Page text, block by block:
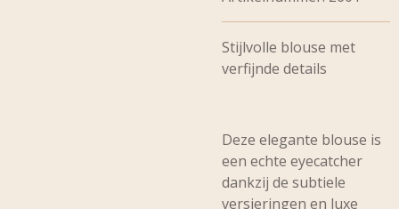
Stijlvolle blouse met
verfijnde details
Deze elegante blouse is
een echte eyecatcher
dankzij de subtiele
versieringen en luxe